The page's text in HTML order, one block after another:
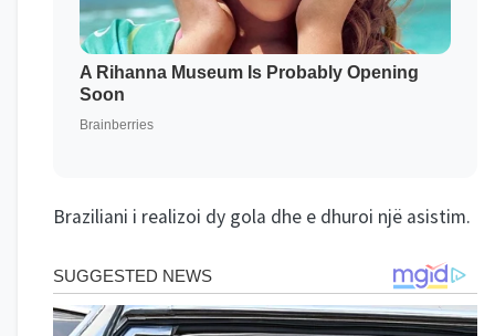
Braziliani i realizoi dy gola dhe e dhuroi një asistim.